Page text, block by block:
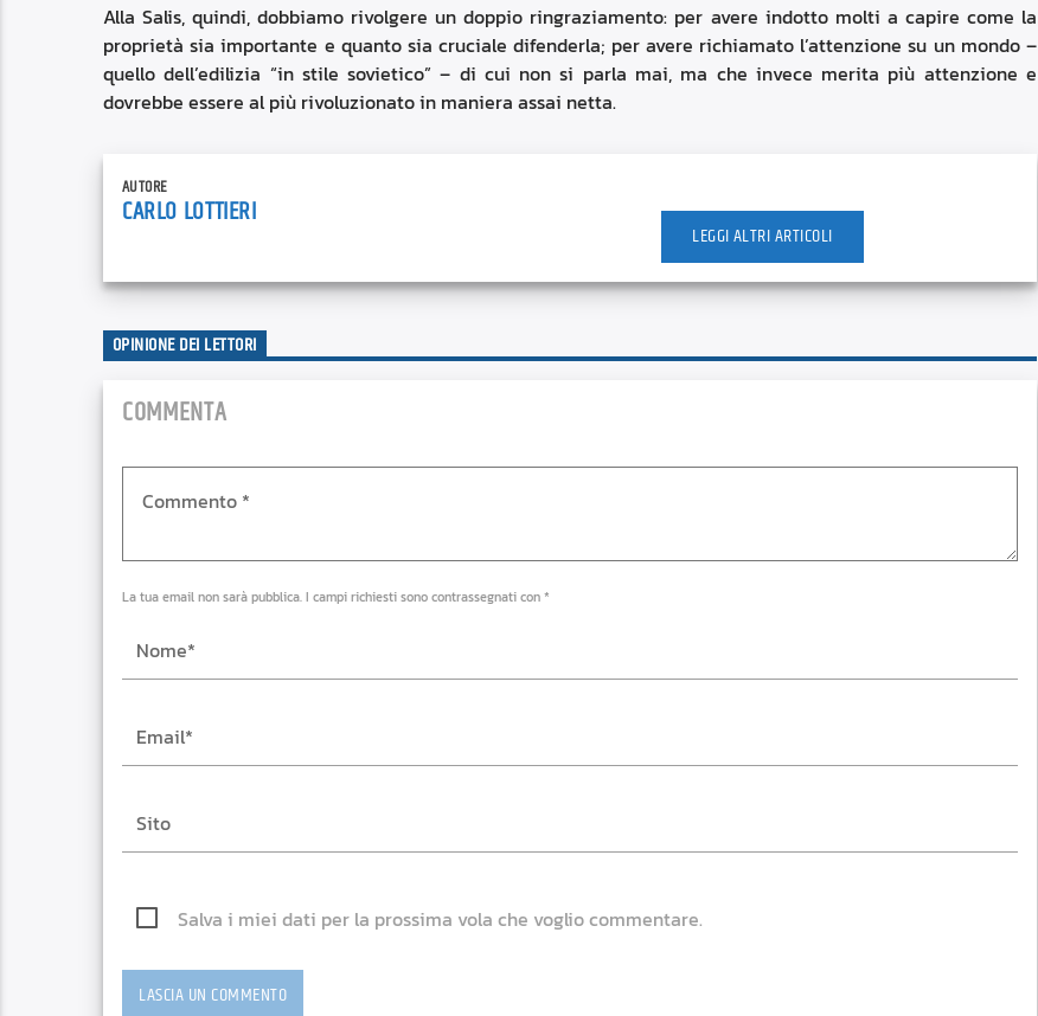
Alla Salis, quindi, dobbiamo rivolgere un doppio ringraziamento: per avere indotto molti a capire come la
proprietà sia importante e quanto sia cruciale difenderla; per avere richiamato l’attenzione su un mondo –
quello dell’edilizia “in stile sovietico” – di cui non si parla mai, ma che invece merita più attenzione e
dovrebbe essere al più rivoluzionato in maniera assai netta.
AUTORE
CARLO LOTTIERI
LEGGI ALTRI ARTICOLI
OPINIONE DEI LETTORI
COMMENTA
La tua email non sarà pubblica. I campi richiesti sono contrassegnati con *
Salva i miei dati per la prossima vola che voglio commentare.